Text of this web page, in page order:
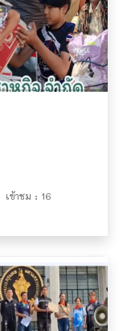
เข้าชม : 16